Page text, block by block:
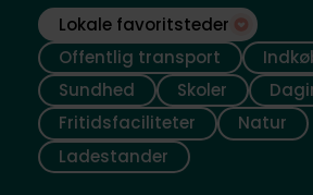
Lokale favoritsteder
Offentlig transport
Sundhed
Skoler
Fritidsfaciliteter
Natur
Ladestander